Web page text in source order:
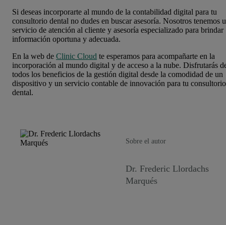
Si deseas incorporarte al mundo de la contabilidad digital para tu
consultorio dental no dudes en buscar asesoría. Nosotros tenemos
servicio de atención al cliente y asesoría especializado para brindar
información oportuna y adecuada.
En la web de Clinic Cloud te esperamos para acompañarte en la
incorporación al mundo digital y de acceso a la nube. Disfrutarás
todos los beneficios de la gestión digital desde la comodidad de un
dispositivo y un servicio contable de innovación para tu consultorio
dental.
Sobre el autor
Dr. Frederic Llordachs
Marqués